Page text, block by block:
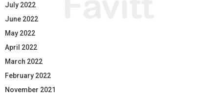
July 2022
June 2022
May 2022
April 2022
March 2022
February 2022
November 2021